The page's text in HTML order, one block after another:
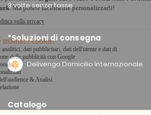
3 volte senza tasse
*Soluzioni di consegna
Delivengo Domicilio Internazionale
Catalogo